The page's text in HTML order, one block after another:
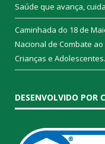
Saúde que avança,
Caminhada do 18 de
Nacional de Combate
Crianças e Adolescentes.
DESENVOLVIDO POR